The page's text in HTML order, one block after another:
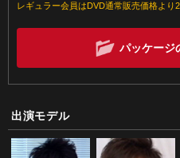
レギュラー会員はDVD通常販売価格より
パッケージ
出演モデル